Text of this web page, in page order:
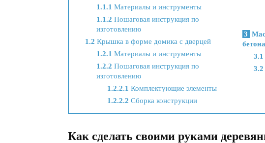
1.1.1 Материалы и инструменты
1.1.2 Пошаговая инструкция по
изготовлению
1.2 Крышка в форме домика с дверцей
1.2.1 Материалы и инструменты
1.2.2 Пошаговая инструкция по
изготовлению
1.2.2.1 Комплектующие элементы
1.2.2.2 Сборка конструкции
3
бетона
3.1
3.2
Как сделать своими руками